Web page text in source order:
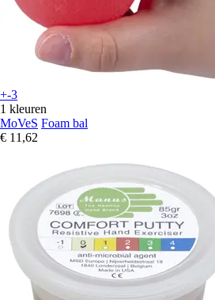
+-3
1 kleuren
MoVeS Foam bal
€ 11,62